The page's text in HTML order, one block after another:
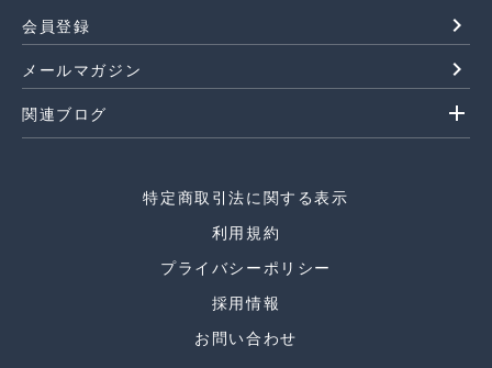
会員登録 navigate_next
メールマガジン navigate_next
関連ブログ add
特定商取引法に関する表示
利用規約
プライバシーポリシー
採用情報
お問い合わせ